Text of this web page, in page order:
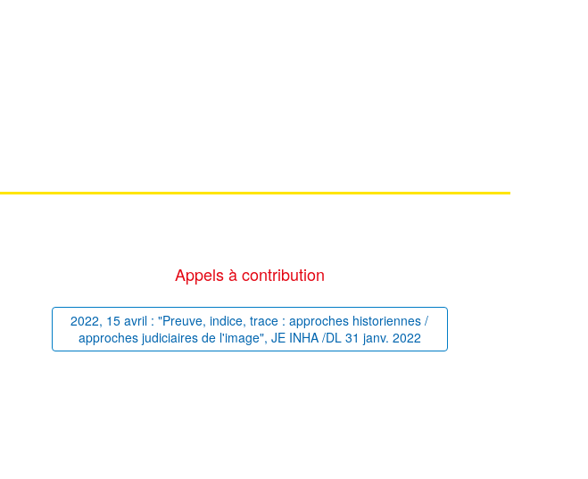
Appels à contribution
2022, 15 avril : "Preuve, indice, trace : approches historiennes /
approches judiciaires de l'image", JE INHA /DL 31 janv. 2022